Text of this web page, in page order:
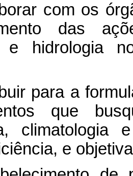
com os
das
e hidrologia
para a
que
climatologia
e